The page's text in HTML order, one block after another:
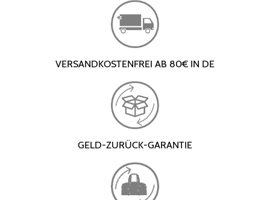
VERSANDKOSTENFREI AB 80€ IN DE
GELD-ZURÜCK-GARANTIE